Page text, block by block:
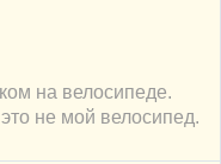
на велосипеде.
не мой велосипед.